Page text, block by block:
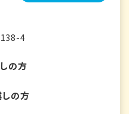
4
の方
しの方